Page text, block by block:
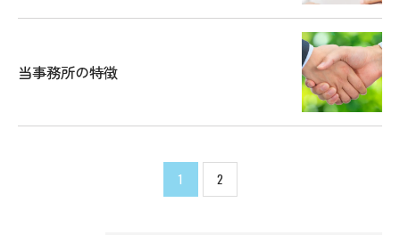
当事務所の特徴
1 2